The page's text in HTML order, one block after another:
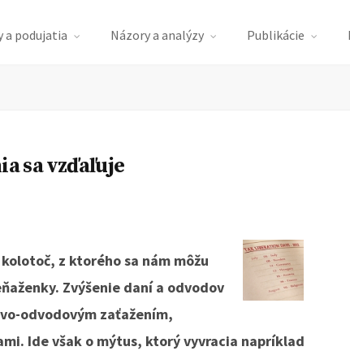
a podujatia Názory a analýzy Publikácie
sa vzďaľuje
z ktorého sa nám môžu
Zvýšenie daní a odvodov
odvodovým zaťažením,
Ide však o mýtus, ktorý vyvracia napríklad